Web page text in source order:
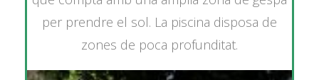
per prendre el sol. La piscina disposa de
zones de poca profunditat.